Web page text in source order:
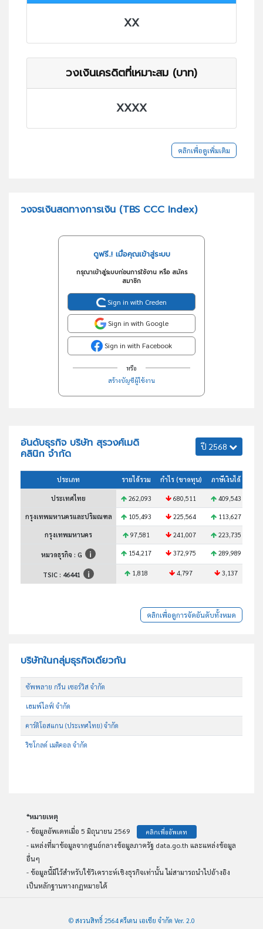
XX
วงเงินเครดิตที่เหมาะสม (บาท)
XXXX
คลิกเพื่อดูเพิ่มเติม
วงจรเงินสดทางการเงิน (TBS CCC Index)
ดูฟรี..! เมื่อคุณเข้าสู่ระบบ
กรุณาเข้าสู่ระบบก่อนการใช้งาน หรือ สมัคร
สมาชิก
Sign in with Creden
Sign in with Google
Sign in with Facebook
หรือ
สร้างบัญชีผู้ใช้งาน
อันดับธุรกิจ บริษัท สุรวงศ์เมดิ
คลินิก จำกัด
ปี 2568
ประเภท รายได้รวม กำไร (ขาดทุน) ภาษีเงินได้
ประเทศไทย 262,093 680,511 409,543
กรุงเทพมหานครและปริมณฑล 105,493 225,564 113,627
กรุงเทพมหานคร 97,581 241,007 223,735
หมวดธุรกิจ : G 154,217 372,975 289,989
TSIC : 46441 1,818 4,797 3,137
คลิกเพื่อดูการจัดอันดับทั้งหมด
บริษัทในกลุ่มธุรกิจเดียวกัน
ซัพพลาย กรีน เซอร์วิส จำกัด
เฮมพ์ไลฟ์ จำกัด
คาร์ดิโอสแกน (ประเทศไทย) จำกัด
ริชโกลด์ เมดิคอล จำกัด
*หมายเหตุ
- ข้อมูลอัพเดทเมื่อ 5 มิถุนายน 2569
คลิกเพื่ออัพเดท
- แหล่งที่มาข้อมูลจากศูนย์กลางข้อมูลภาครัฐ data.go.th และแหล่งข้อมูล
อื่นๆ
- ข้อมูลนี้มีไว้สำหรับใช้วิเคราะห์เชิงธุรกิจเท่านั้น ไม่สามารถนำไปอ้างอิง
เป็นหลักฐานทางกฏหมายได้
© สงวนสิทธิ์ 2564 ครีเดน เอเชีย จำกัด Ver. 2.0